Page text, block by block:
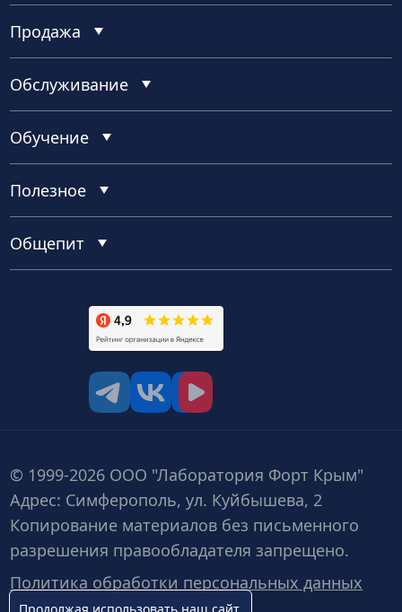
Продажа
Обслуживание
Обучение
Полезное
Общепит
© 1999-2026 ООО "Лаборатория Форт Крым"
Адрес: Симферополь, ул. Куйбышева, 2
Копирование материалов без письменного
разрешения правообладателя запрещено.
Политика обработки персональных данных